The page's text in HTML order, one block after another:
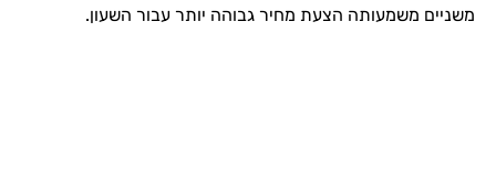
משניים משמעותה הצעת מחיר גבוהה יותר עבור השעון.